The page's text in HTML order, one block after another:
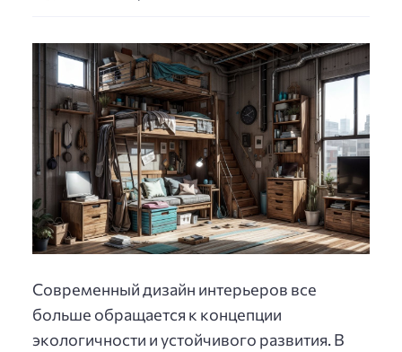
Современный дизайн интерьеров все
больше обращается к концепции
экологичности и устойчивого развития. В